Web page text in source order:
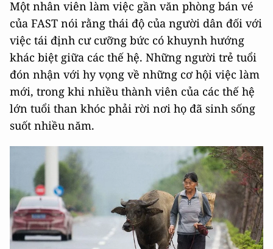
Một nhân viên làm việc gần văn phòng bán vé
của FAST nói rằng thái độ của người dân đối với
việc tái định cư cưỡng bức có khuynh hướng
khác biệt giữa các thế hệ. Những người trẻ tuổi
đón nhận với hy vọng về những cơ hội việc làm
mới, trong khi nhiều thành viên của các thế hệ
lớn tuổi than khóc phải rời nơi họ đã sinh sống
suốt nhiều năm.